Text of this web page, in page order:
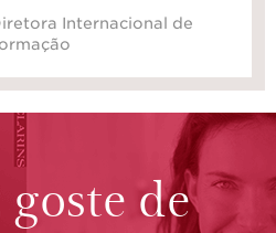
Internacional de
de